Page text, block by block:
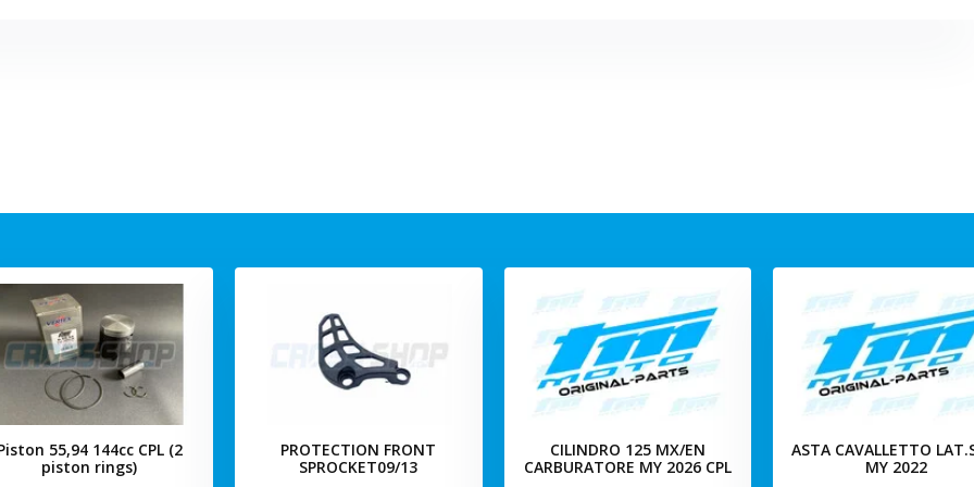
55,94 144cc CPL (2
piston rings)
PROTECTION FRONT
SPROCKET09/13
CILINDRO 125 MX/EN
CARBURATORE MY 2026 CPL
ASTA CAVALLETTO
MY 2022